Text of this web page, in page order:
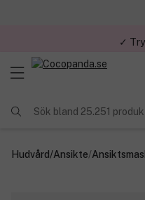
✓
Sök bland 25.251
Hudvård/Ansikte/